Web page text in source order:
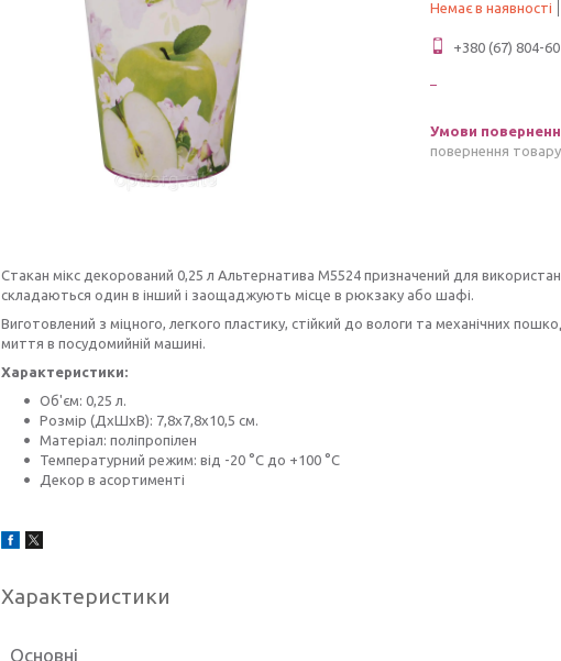
Немає в наявності
+380 (67) 804-
повернення
Стакан мікс декорований 0,25 л Альтернатива М5524 призначений для
складаються один в інший і заощаджують місце в рюкзаку або шафі.
Виготовлений з міцного, легкого пластику, стійкий до вологи та механічних
миття в посудомийній машині.
Характеристики:
Об'єм: 0,25 л.
Розмір (ДхШхВ): 7,8х7,8х10,5 см.
Матеріал: поліпропілен
Температурний режим: від -20 °C до +100 °C
Декор в асортименті
Характеристики
Основні